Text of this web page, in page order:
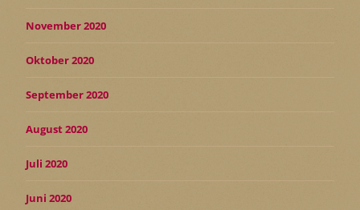
November 2020
Oktober 2020
September 2020
August 2020
Juli 2020
Juni 2020